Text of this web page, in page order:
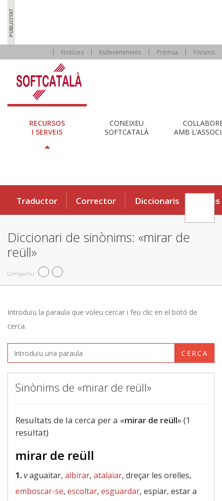
Notícies Esdeveniments Premsa Fòrums
RECURSOS
I SERVEIS
CONEIXEU
SOFTCATALÀ
AMB
Traductor Corrector Diccionaris Eines
Diccionari de sinònims: «mirar de
reüll»
Compartiu
Introduïu la paraula que voleu cercar i feu clic en el botó de
cerca.
CERCA
Sinònims de «mirar de reüll»
Resultats de la cerca per a «mirar de reüll» (1
resultat)
mirar de reüll
1.vaguaitar, albirar, atalaiar, dreçar les orelles,
emboscar-se, escoltar, esguardar, espiar, estar a